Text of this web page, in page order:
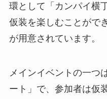
環として「カンパイ横
仮装を楽しむことがで
が用意されています。
メインイベントの一つ
ート」で、参加者は仮